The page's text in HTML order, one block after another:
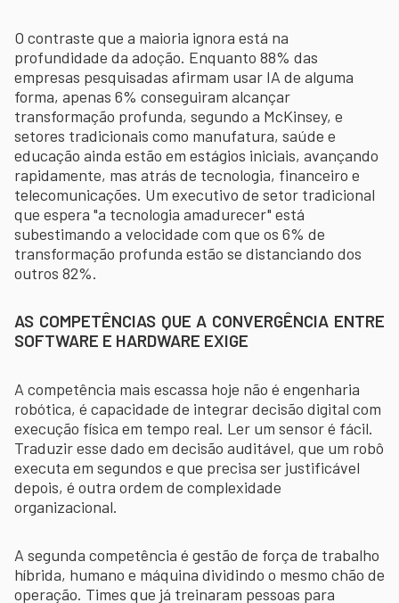
O contraste que a maioria ignora está na
profundidade da adoção. Enquanto 88% das
empresas pesquisadas afirmam usar IA de alguma
forma, apenas 6% conseguiram alcançar
transformação profunda, segundo a McKinsey, e
setores tradicionais como manufatura, saúde e
educação ainda estão em estágios iniciais, avançando
rapidamente, mas atrás de tecnologia, financeiro e
telecomunicações. Um executivo de setor tradicional
que espera "a tecnologia amadurecer" está
subestimando a velocidade com que os 6% de
transformação profunda estão se distanciando dos
outros 82%.
AS COMPETÊNCIAS QUE A CONVERGÊNCIA ENTRE
SOFTWARE E HARDWARE EXIGE
A competência mais escassa hoje não é engenharia
robótica, é capacidade de integrar decisão digital com
execução física em tempo real. Ler um sensor é fácil.
Traduzir esse dado em decisão auditável, que um robô
executa em segundos e que precisa ser justificável
depois, é outra ordem de complexidade
organizacional.
A segunda competência é gestão de força de trabalho
híbrida, humano e máquina dividindo o mesmo chão de
operação. Times que já treinaram pessoas para